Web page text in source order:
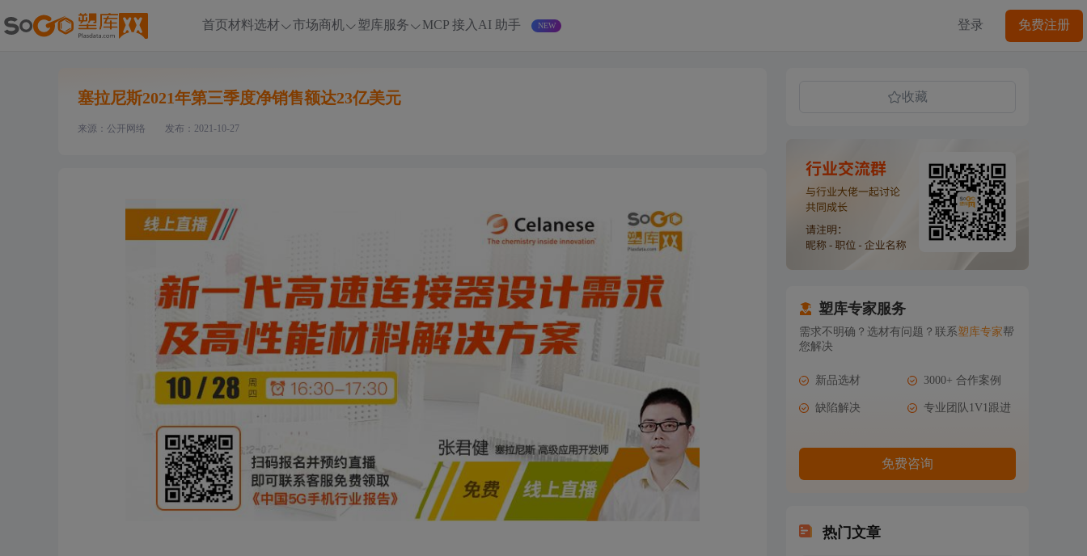
首页材料选材 市场商机 塑库服务 MCP 接入 AI 助手 登录 免费注册
塞拉尼斯2021年第三季度净销售额达23亿美元
来源：公开网络 发布：2021-10-27
收藏
塑库专家服务
需求不明确？选材有问题？联系塑库专家帮
您解决
新品选材 3000+ 合作案例
缺陷解决 专业团队1V1跟进
免费咨询
热门文章